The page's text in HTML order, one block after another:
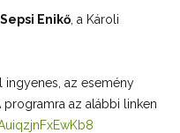
Enikő , a Károli
az esemény
programra az alábbi linken